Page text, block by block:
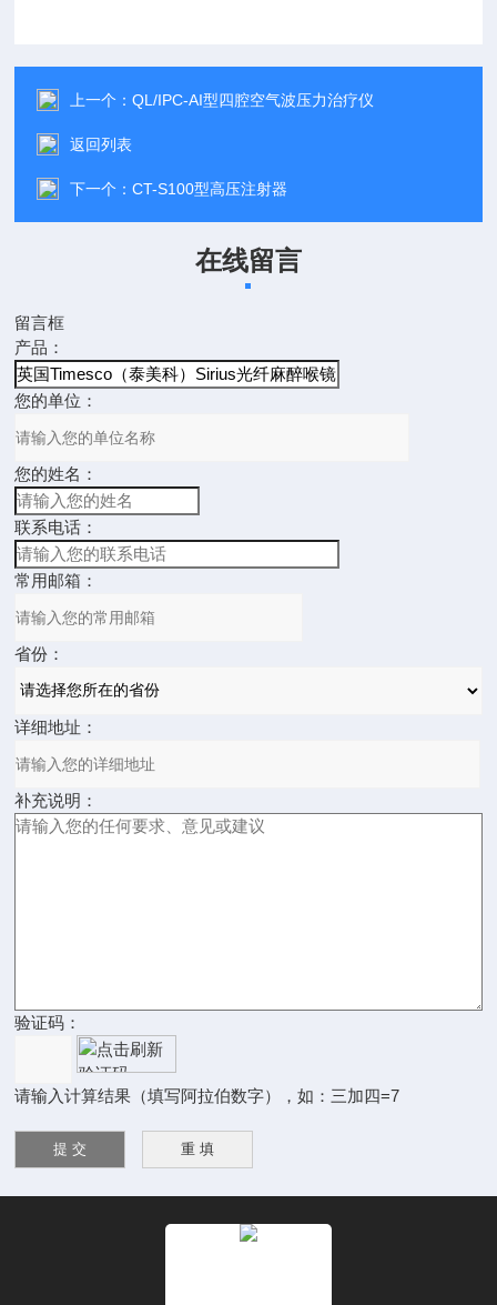
上一个：QL/IPC-AI型四腔空气波压力治疗仪
返回列表
下一个：CT-S100型高压注射器
在线留言
留言框
产品：
您的单位：
您的姓名：
联系电话：
常用邮箱：
省份：
详细地址：
补充说明：
验证码：
请输入计算结果（填写阿拉伯数字），如：三加四=7